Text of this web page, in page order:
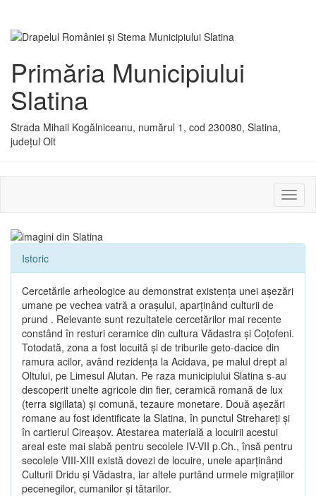
Primăria Municipiului
Slatina
Strada Mihail Kogălniceanu, numărul 1, cod 230080, Slatina,
județul Olt
sau
Istoric
Cercetările arheologice au demonstrat existenţa unei aşezări
umane pe vechea vatră a oraşului, aparţinând culturii de
prund . Relevante sunt rezultatele cercetărilor mai recente
constând în resturi ceramice din cultura Vădastra şi Coţofeni.
Totodată, zona a fost locuită şi de triburile geto-dacice din
ramura acilor, având rezidenţa la Acidava, pe malul drept al
Oltului, pe Limesul Alutan. Pe raza municipiului Slatina s-au
descoperit unelte agricole din fier, ceramică romană de lux
(terra sigillata) şi comună, tezaure monetare. Două aşezări
romane au fost identificate la Slatina, în punctul Strehareţi şi
în cartierul Cireaşov. Atestarea materială a locuirii acestui
areal este mai slabă pentru secolele IV-VII p.Ch., însă pentru
secolele VIII-XIII există dovezi de locuire, unele aparţinând
Culturii Dridu şi Vădastra, iar altele purtând urmele migraţiilor
pecenegilor, cumanilor şi tătarilor.